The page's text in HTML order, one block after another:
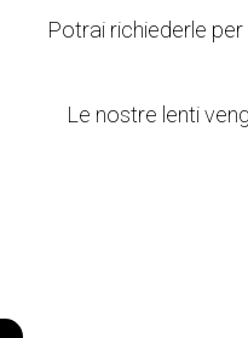
Potrai richiederle
Le nostre lenti